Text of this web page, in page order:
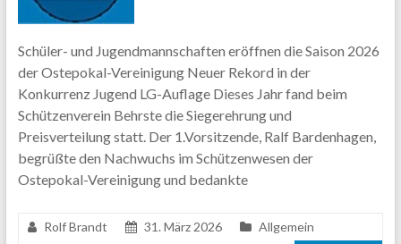
Schüler- und Jugendmannschaften eröffnen die Saison 2026
der Ostepokal-Vereinigung Neuer Rekord in der
Konkurrenz Jugend LG-Auflage Dieses Jahr fand beim
Schützenverein Behrste die Siegerehrung und
Preisverteilung statt. Der 1.Vorsitzende, Ralf Bardenhagen,
begrüßte den Nachwuchs im Schützenwesen der
Ostepokal-Vereinigung und bedankte
Rolf Brandt 31. März 2026
Allgemein